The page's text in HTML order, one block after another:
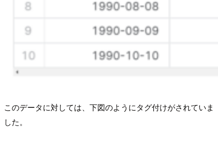
このデータに対しては、下図のようにタグ付けがされていま
した。